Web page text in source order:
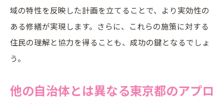
域の特性を反映した計画を立てることで、より実効性の
ある修繕が実現します。さらに、これらの施策に対する
住民の理解と協力を得ることも、成功の鍵となるでしょ
う。
他の自治体とは異なる東京都のアプロ